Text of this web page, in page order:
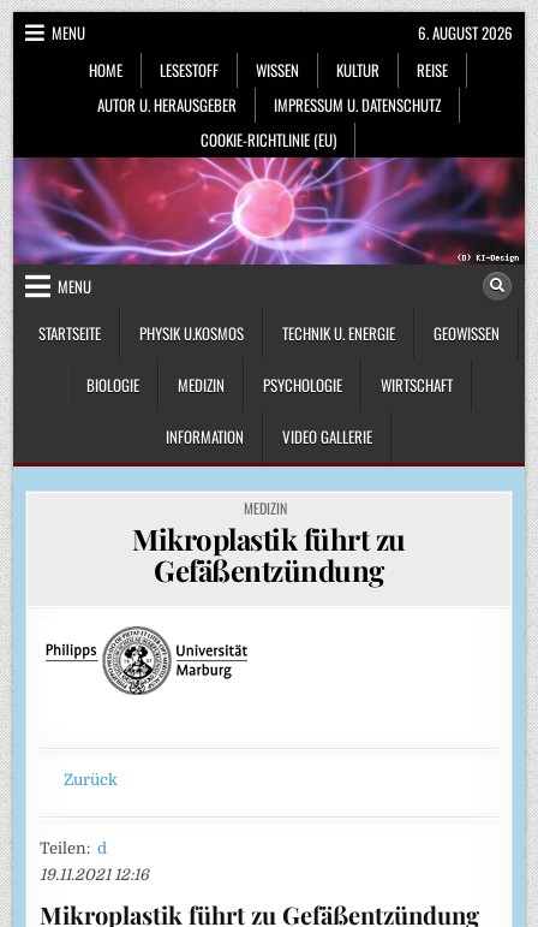
Skip
to
content
MENU
HOME
LESESTOFF WISSEN KULTUR
REISE
AUTOR U. HERAUSGEBER
IMPRESSUM U. DATENSCHUTZ
COOKIE-RICHTLINIE (EU)
6. AUGUST 2026
MENU
STARTSEITE
PHYSIK U.KOSMOS TECHNIK U. ENERGIE GEOWISSEN
BIOLOGIE MEDIZIN PSYCHOLOGIE WIRTSCHAFT
INFORMATION VIDEO GALLERIE
POSTED
IN
MEDIZIN
Mikroplastik führt zu
Gefäßentzündung
Zurück
Teilen:d
19.11.2021 12:16
Mikroplastik führt zu Gefäßentzündung